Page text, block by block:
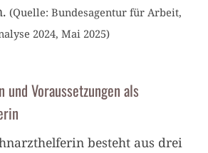
(Quelle: Bundesagentur für Arbeit,
2024, Mai 2025)
und Voraussetzungen als
besteht aus drei